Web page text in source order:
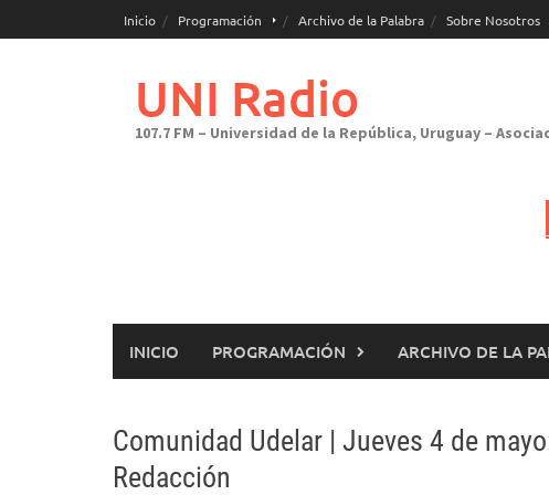
al
Inicio Programación Archivo de la Palabra Sobre Nosotros
UNI Radio
107.7 FM – Universidad de la República, Uruguay –
INICIO PROGRAMACIÓN ARCHIVO DE LA
Comunidad Udelar | Jueves 4 de
Redacción